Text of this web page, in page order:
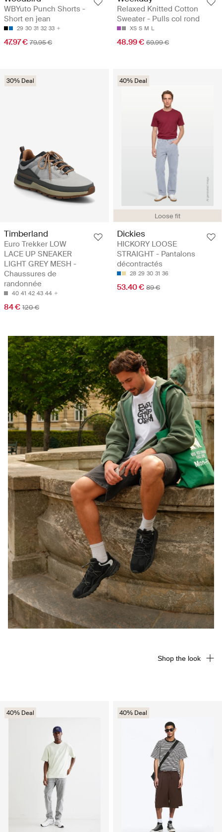
WBYuto Punch Shorts -
Short en jean
29 30 31 32 33
47.97 € 79.95 €
Relaxed Knitted Cotton
Sweater - Pulls col rond
XS S M L
48.99 € 69.99 €
30% Deal
Timberland
Euro Trekker LOW
LACE UP SNEAKER
LIGHT GREY MESH -
Chaussures de
randonnée
40 41 42 43 44
84 € 120 €
Loose fit
40% Deal
Dickies
HICKORY LOOSE
STRAIGHT - Pantalons
décontractés
28 29 30 31 36
53.40 € 89 €
40% Deal 40% Deal
Shop the look